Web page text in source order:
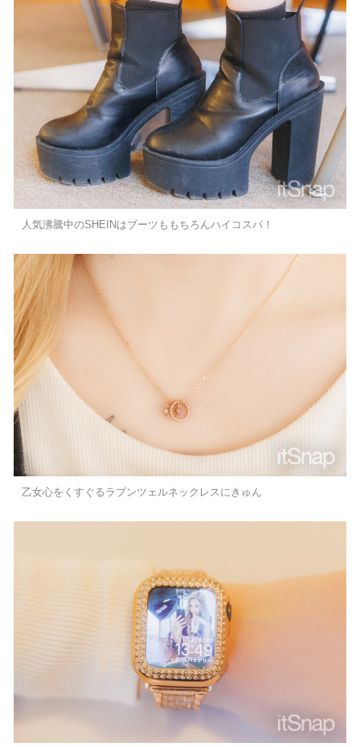
人気沸騰中のSHEINはブーツももちろんハイコスパ！
乙女心をくすぐるラプンツェルネックレスにきゅん